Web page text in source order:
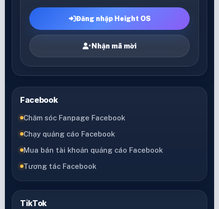
Đăng nhập Height OS
Nhận mã mời
Facebook
Chăm sóc Fanpage Facebook
Chạy quảng cáo Facebook
Mua bán tài khoản quảng cáo Facebook
Tương tác Facebook
TikTok